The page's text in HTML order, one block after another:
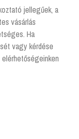
jellegűek, a
vásárlás
Ha
vagy kérdése